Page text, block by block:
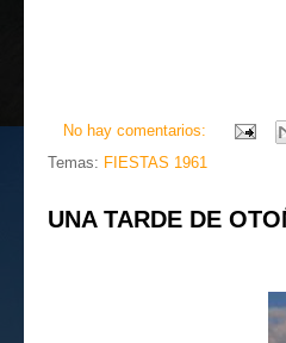
No hay comentarios:
Temas: FIESTAS 1961
UNA TARDE DE